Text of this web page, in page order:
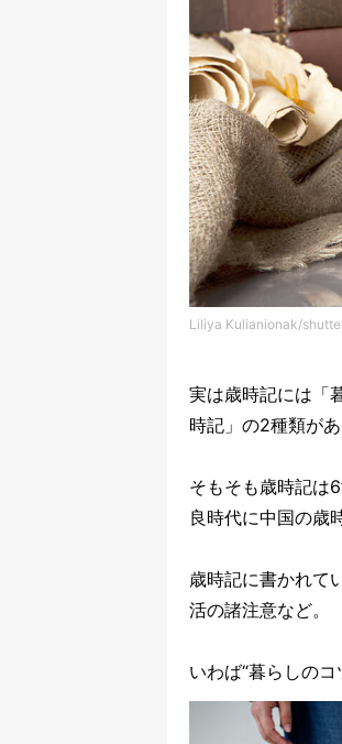
Liliya Kulianionak/
実は歳時記には「
時記」の2種類が
そもそも歳時記は6
良時代に中国の歳
歳時記に書かれて
活の諸注意など。
いわば“暮らしのコ